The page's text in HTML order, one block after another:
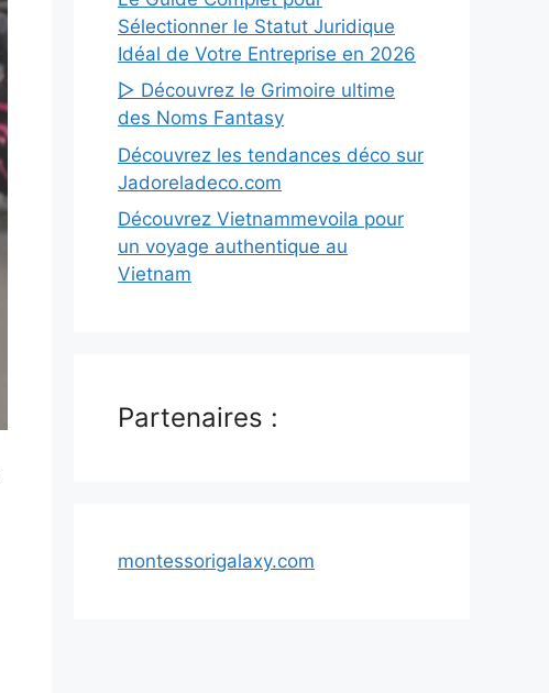
Sélectionner le Statut Juridique
Idéal de Votre Entreprise en 2026
▷ Découvrez le Grimoire ultime
des Noms Fantasy
Découvrez les tendances déco sur
Jadoreladeco.com
Découvrez Vietnammevoila pour
un voyage authentique au
Vietnam
Partenaires :
montessorigalaxy.com